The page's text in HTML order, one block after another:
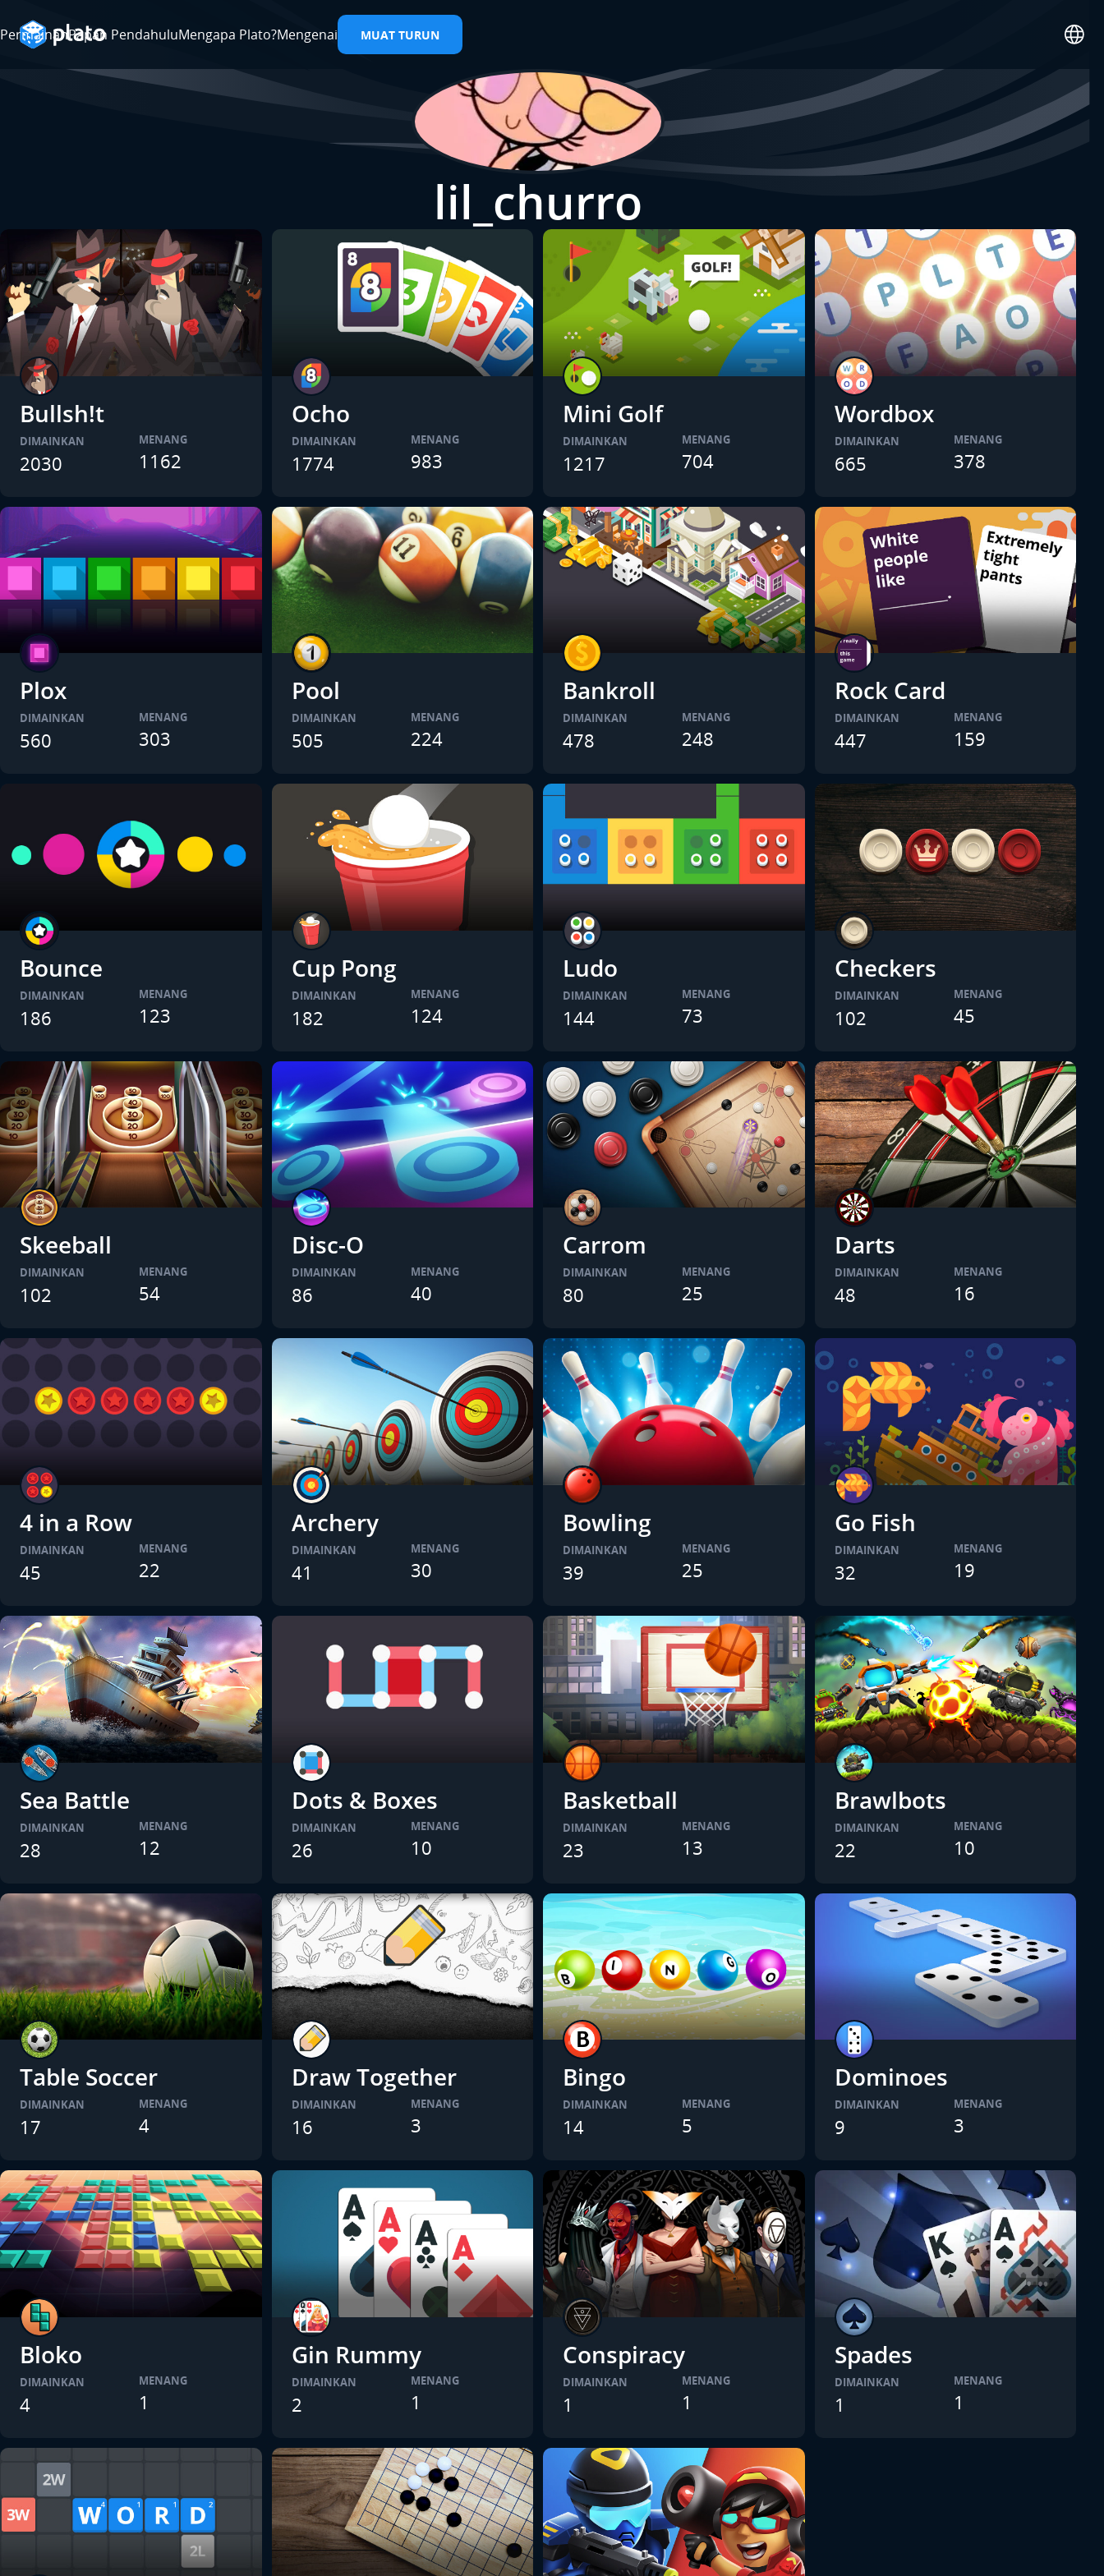
PermainanPapan PendahuluMengapa Plato?Mengenai MUAT TURUN
lil_churro
Bullsh!t
DIMAINKAN
2030
MENANG
1162
Ocho
DIMAINKAN
1774
MENANG
983
Mini Golf
DIMAINKAN
1217
MENANG
704
Wordbox
DIMAINKAN
665
MENANG
378
Plox
DIMAINKAN
560
MENANG
303
Pool
DIMAINKAN
505
MENANG
224
Bankroll
DIMAINKAN
478
MENANG
248
Rock Card
DIMAINKAN
447
MENANG
159
Bounce
DIMAINKAN
186
MENANG
123
Cup Pong
DIMAINKAN
182
MENANG
124
Ludo
DIMAINKAN
144
MENANG
73
Checkers
DIMAINKAN
102
MENANG
45
Skeeball
DIMAINKAN
102
MENANG
54
Disc-O
DIMAINKAN
86
MENANG
40
Carrom
DIMAINKAN
80
MENANG
25
Darts
DIMAINKAN
48
MENANG
16
4 in a Row
DIMAINKAN
45
MENANG
22
Archery
DIMAINKAN
41
MENANG
30
Bowling
DIMAINKAN
39
MENANG
25
Go Fish
DIMAINKAN
32
MENANG
19
Sea Battle
DIMAINKAN
28
MENANG
12
Dots & Boxes
DIMAINKAN
26
MENANG
10
Basketball
DIMAINKAN
23
MENANG
13
Brawlbots
DIMAINKAN
22
MENANG
10
Table Soccer
DIMAINKAN
17
MENANG
4
Draw Together
DIMAINKAN
16
MENANG
3
Bingo
DIMAINKAN
14
MENANG
5
Dominoes
DIMAINKAN
9
MENANG
3
Bloko
DIMAINKAN
4
MENANG
1
Gin Rummy
DIMAINKAN
2
MENANG
1
Conspiracy
DIMAINKAN
1
MENANG
1
Spades
DIMAINKAN
1
MENANG
1